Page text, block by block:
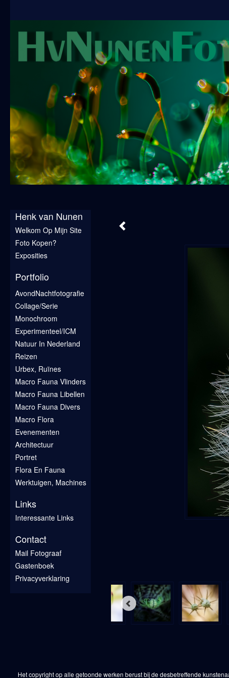
Henk van Nunen
Welkom Op Mijn Site
Foto Kopen?
Exposities
Portfolio
AvondNachtfotografie
Collage/Serie
Monochroom
Experimenteel/ICM
Natuur In Nederland
Reizen
Urbex, Ruïnes
Macro Fauna Vlinders
Macro Fauna Libellen
Macro Fauna Divers
Macro Flora
Evenementen
Architectuur
Portret
Flora En Fauna
Werktuigen, Machines
Links
Interessante Links
Contact
Mail Fotograaf
Gastenboek
Privacyverklaring
Het copyright op alle getoonde werken berust bij de desbetreffende